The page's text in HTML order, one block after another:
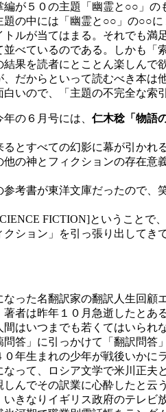
が５０の主題「幽霊と○○」
の中には「幽霊と○○」の○○
ルが当てはまる。それでも
べているのである。しかも「
果を読者にとことん楽しん
だからといって読むべき本
いので、「主題の不完全な索
の６月号には、 仁木稔「物語
とすべての幻影に幕が引かれ
の神とフィクションの存在
考書が東洋文庫だったので、
FICTION]ということで
ション」を引っ張り出して
った名翻訳家の翻訳人生回顧
者は昨年１０月急逝したとある
はいつまでも若くてはいられ
答」に引っかけて「翻訳問答
年生まれの少年が戦後いかに
って、ロシア文学で米川正
んでその訳業に心酔したと云
きなりイギリス政府のテレ